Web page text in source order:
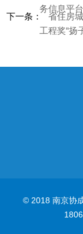
务信息平
下一条：
省住房
工程奖“扬
© 2018 南京协